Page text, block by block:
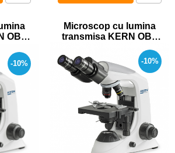
OBE
-10%
Microscop cu lumina
transmisa KERN OBE
-10%